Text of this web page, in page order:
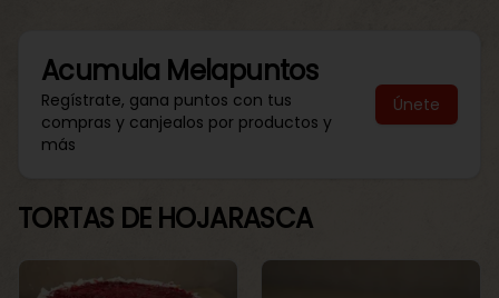
Acumula Melapuntos
Regístrate, gana puntos con tus
compras y canjealos por productos y
más
Únete
TORTAS DE HOJARASCA